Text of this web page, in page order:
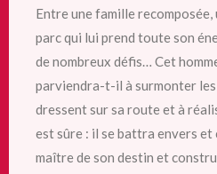
Entre une famille
parc qui lui prend toute son
de nombreux défis… Cet
parviendra-t-il à surmonter
dressent sur sa route et à
est sûre : il se battra envers
maître de son destin et